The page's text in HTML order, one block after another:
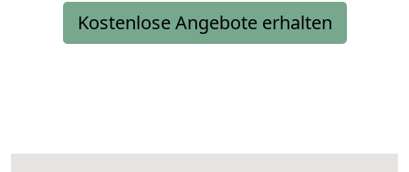
Kostenlose Angebote erhalten